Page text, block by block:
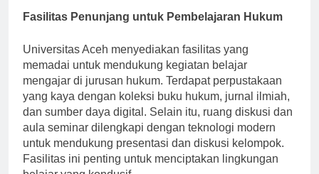
Fasilitas Penunjang untuk Pembelajaran Hukum
Universitas Aceh menyediakan fasilitas yang
memadai untuk mendukung kegiatan belajar
mengajar di jurusan hukum. Terdapat perpustakaan
yang kaya dengan koleksi buku hukum, jurnal ilmiah,
dan sumber daya digital. Selain itu, ruang diskusi dan
aula seminar dilengkapi dengan teknologi modern
untuk mendukung presentasi dan diskusi kelompok.
Fasilitas ini penting untuk menciptakan lingkungan